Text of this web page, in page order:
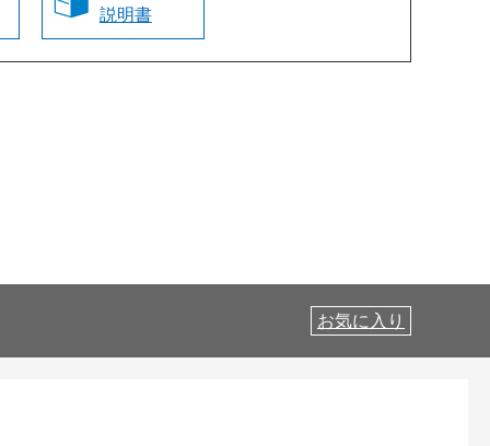
説明書
お気に入り